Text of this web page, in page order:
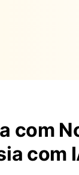
com
com